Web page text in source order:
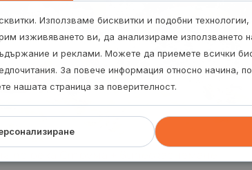
Използваме бисквитки и подобни
изживяването ви, да анализираме използването
и реклами. Можете да приемете всички
За повече информация относно начина,
нашата страница за поверителност.